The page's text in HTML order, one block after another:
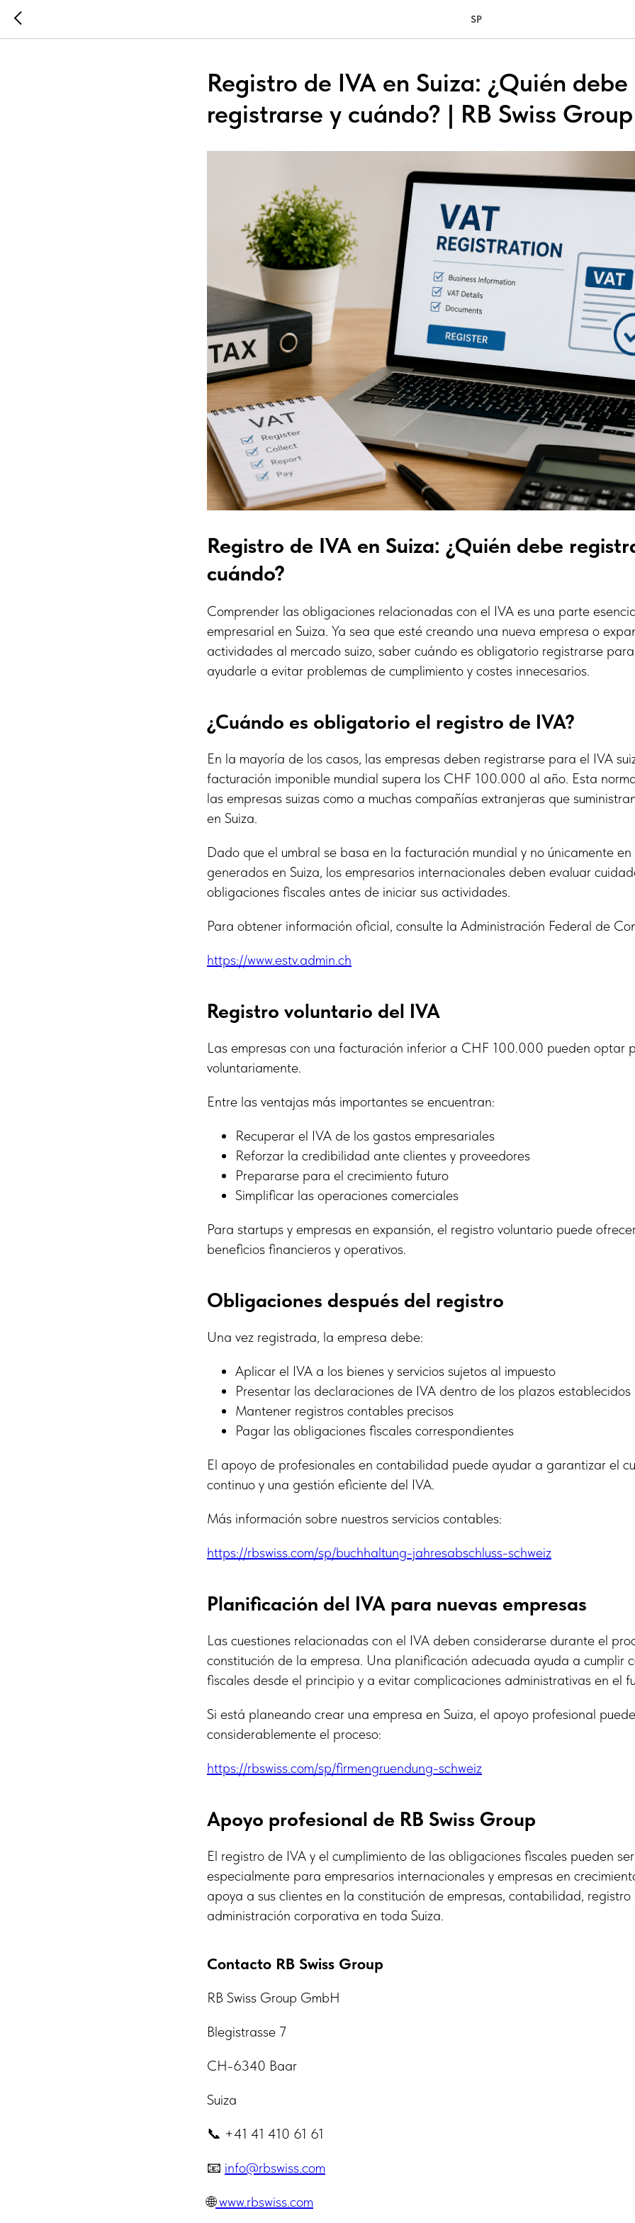
SP
Registro de IVA en Suiza: ¿Quién debe
registrarse y cuándo? | RB Swiss Group
Registro de IVA en Suiza: ¿Quién debe
cuándo?
Comprender las obligaciones relacionadas con el IVA es una parte
empresarial en Suiza. Ya sea que esté creando una nueva empresa o
actividades al mercado suizo, saber cuándo es obligatorio registrarse
ayudarle a evitar problemas de cumplimiento y costes innecesarios.
¿Cuándo es obligatorio el registro de IVA?
En la mayoría de los casos, las empresas deben registrarse para el IVA
facturación imponible mundial supera los CHF 100.000 al año. Esta
las empresas suizas como a muchas compañías extranjeras que
en Suiza.
Dado que el umbral se basa en la facturación mundial y no únicamente en
generados en Suiza, los empresarios internacionales deben evaluar
obligaciones fiscales antes de iniciar sus actividades.
Para obtener información oficial, consulte la Administración Federal de
https://www.estv.admin.ch
Registro voluntario del IVA
Las empresas con una facturación inferior a CHF 100.000 pueden optar
voluntariamente.
Entre las ventajas más importantes se encuentran:
Recuperar el IVA de los gastos empresariales
Reforzar la credibilidad ante clientes y proveedores
Prepararse para el crecimiento futuro
Simplificar las operaciones comerciales
Para startups y empresas en expansión, el registro voluntario puede
beneficios financieros y operativos.
Obligaciones después del registro
Una vez registrada, la empresa debe:
Aplicar el IVA a los bienes y servicios sujetos al impuesto
Presentar las declaraciones de IVA dentro de los plazos establecidos
Mantener registros contables precisos
Pagar las obligaciones fiscales correspondientes
El apoyo de profesionales en contabilidad puede ayudar a garantizar el
continuo y una gestión eficiente del IVA.
Más información sobre nuestros servicios contables:
https://rbswiss.com/sp/buchhaltung-jahresabschluss-schweiz
Planificación del IVA para nuevas empresas
Las cuestiones relacionadas con el IVA deben considerarse durante el
constitución de la empresa. Una planificación adecuada ayuda a cumplir
fiscales desde el principio y a evitar complicaciones administrativas en el
Si está planeando crear una empresa en Suiza, el apoyo profesional
considerablemente el proceso:
https://rbswiss.com/sp/firmengruendung-schweiz
Apoyo profesional de RB Swiss Group
El registro de IVA y el cumplimiento de las obligaciones fiscales pueden
especialmente para empresarios internacionales y empresas en
apoya a sus clientes en la constitución de empresas, contabilidad, registro
administración corporativa en toda Suiza.
Contacto RB Swiss Group
RB Swiss Group GmbH
Blegistrasse 7
CH-6340 Baar
Suiza
📞 +41 41 410 61 61
📧 info@rbswiss.com
🌐www.rbswiss.com